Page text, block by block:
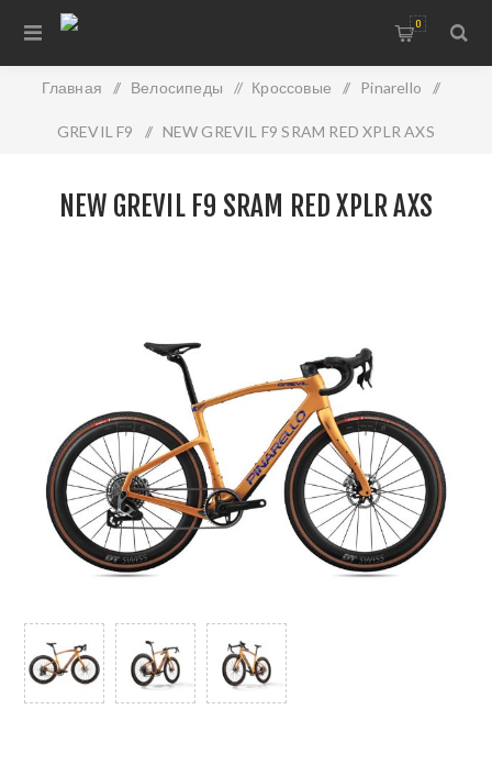
0
Главная / Велосипеды / Кроссовые / Pinarello /
GREVIL F9 / NEW GREVIL F9 SRAM RED XPLR AXS
NEW GREVIL F9 SRAM RED XPLR AXS